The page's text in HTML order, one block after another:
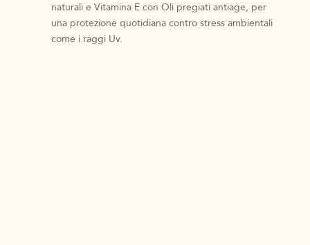
naturali e Vitamina E con Oli pregiati antiage, per
una protezione quotidiana contro stress ambientali
come i raggi Uv.